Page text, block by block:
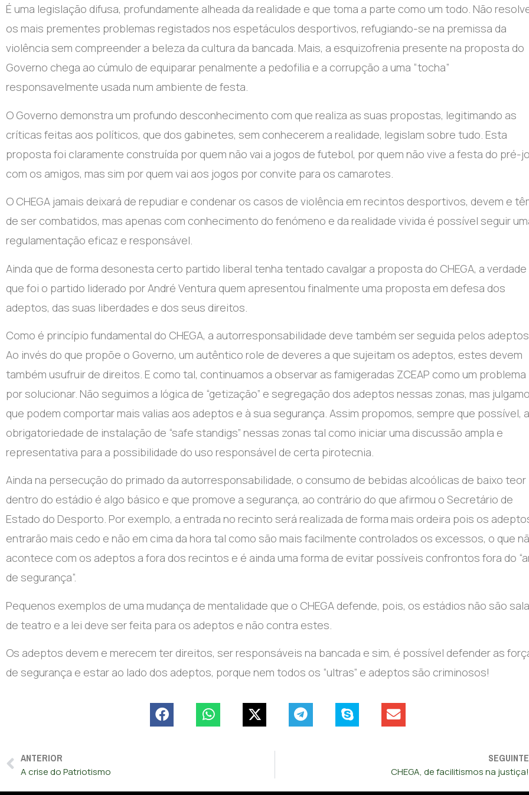
É uma legislação difusa, profundamente alheada da realidade e que toma a parte como um todo. Não
os mais prementes problemas registados nos espetáculos desportivos, refugiando-se na premissa da
violência sem compreender a beleza da cultura da bancada. Mais, a esquizofrenia presente na proposta do
Governo chega ao cúmulo de equiparar penalmente a pedofilia e a corrupção a uma “tocha”
responsavelmente usada num ambiente de festa.
O Governo demonstra um profundo desconhecimento com que realiza as suas propostas, legitimando as
críticas feitas aos políticos, que dos gabinetes, sem conhecerem a realidade, legislam sobre tudo. Esta
proposta foi claramente construída por quem não vai a jogos de futebol, por quem não vive a festa do pré-
com os amigos, mas sim por quem vai aos jogos por convite para os camarotes.
O CHEGA jamais deixará de repudiar e condenar os casos de violência em recintos desportivos, devem e
de ser combatidos, mas apenas com conhecimento do fenómeno e da realidade vivida é possível seguir
regulamentação eficaz e responsável.
Ainda que de forma desonesta certo partido liberal tenha tentado cavalgar a proposta do CHEGA, a verdade
que foi o partido liderado por André Ventura quem apresentou finalmente uma proposta em defesa dos
adeptos, das suas liberdades e dos seus direitos.
Como é princípio fundamental do CHEGA, a autorresponsabilidade deve também ser seguida pelos
Ao invés do que propõe o Governo, um autêntico role de deveres a que sujeitam os adeptos, estes devem
também usufruir de direitos. E como tal, continuamos a observar as famigeradas ZCEAP como um problema
por solucionar. Não seguimos a lógica de “getização” e segregação dos adeptos nessas zonas, mas
que podem comportar mais valias aos adeptos e à sua segurança. Assim propomos, sempre que possível, a
obrigatoriedade de instalação de “safe standigs” nessas zonas tal como iniciar uma discussão ampla e
representativa para a possibilidade do uso responsável de certa pirotecnia.
Ainda na persecução do primado da autorresponsabilidade, o consumo de bebidas alcoólicas de baixo teor
dentro do estádio é algo básico e que promove a segurança, ao contrário do que afirmou o Secretário de
Estado do Desporto. Por exemplo, a entrada no recinto será realizada de forma mais ordeira pois os
entrarão mais cedo e não em cima da hora tal como são mais facilmente controlados os excessos, o que
acontece com os adeptos a fora dos recintos e é ainda uma forma de evitar possíveis confrontos fora do
de segurança”.
Pequenos exemplos de uma mudança de mentalidade que o CHEGA defende, pois, os estádios não são
de teatro e a lei deve ser feita para os adeptos e não contra estes.
Os adeptos devem e merecem ter direitos, ser responsáveis na bancada e sim, é possível defender as
de segurança e estar ao lado dos adeptos, porque nem todos os “ultras” e adeptos são criminosos!
ANTERIOR
A crise do Patriotismo
SEGUINTE
CHEGA, de facilitismos na justiça!